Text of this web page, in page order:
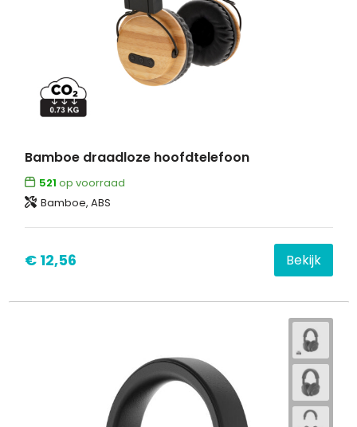
Bamboe draadloze hoofdtelefoon
521 op voorraad
Bamboe, ABS
€ 12,56 Bekijk